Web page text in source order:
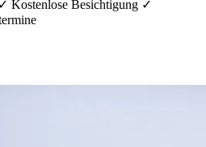
Kostenlose Besichtigung ✓